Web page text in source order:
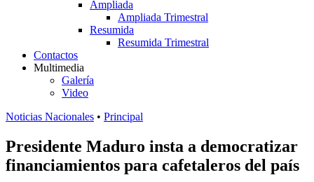
Ampliada
Ampliada Trimestral
Resumida
Resumida Trimestral
Contactos
Multimedia
Galería
Video
Noticias Nacionales • Principal
Presidente Maduro insta a democratizar
financiamientos para cafetaleros del país